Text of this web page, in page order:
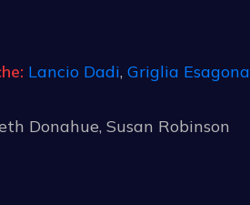
Lancio Dadi, Griglia
Donahue, Susan Robinson